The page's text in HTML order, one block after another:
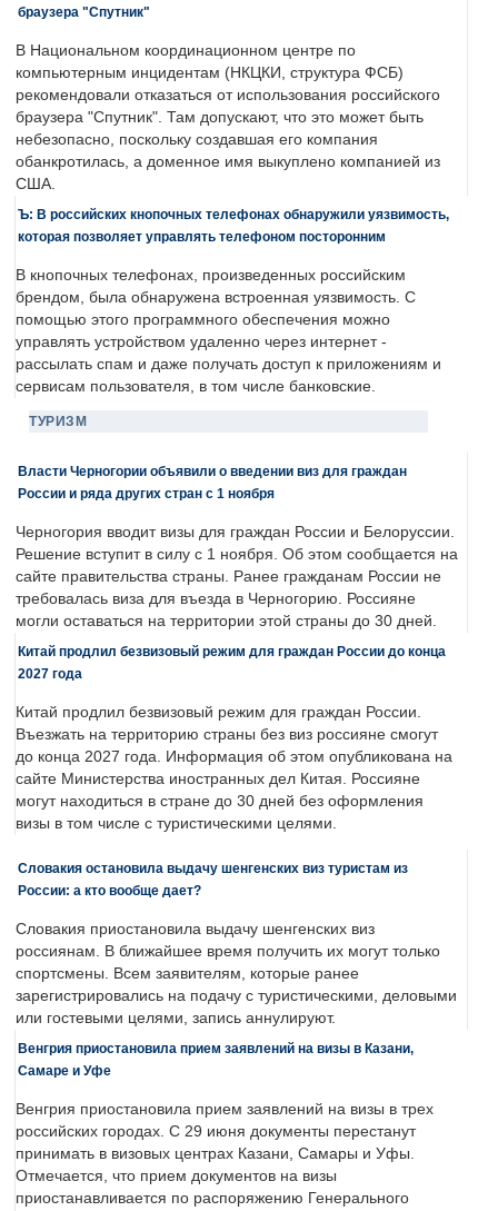
браузера "Спутник"
В Национальном координационном центре по
компьютерным инцидентам (НКЦКИ, структура ФСБ)
рекомендовали отказаться от использования российского
браузера "Спутник". Там допускают, что это может быть
небезопасно, поскольку создавшая его компания
обанкротилась, а доменное имя выкуплено компанией из
США.
Ъ: В российских кнопочных телефонах обнаружили уязвимость,
которая позволяет управлять телефоном посторонним
В кнопочных телефонах, произведенных российским
брендом, была обнаружена встроенная уязвимость. С
помощью этого программного обеспечения можно
управлять устройством удаленно через интернет -
рассылать спам и даже получать доступ к приложениям и
сервисам пользователя, в том числе банковские.
ТУРИЗМ
Власти Черногории объявили о введении виз для граждан
России и ряда других стран с 1 ноября
Черногория вводит визы для граждан России и Белоруссии.
Решение вступит в силу с 1 ноября. Об этом сообщается на
сайте правительства страны. Ранее гражданам России не
требовалась виза для въезда в Черногорию. Россияне
могли оставаться на территории этой страны до 30 дней.
Китай продлил безвизовый режим для граждан России до конца
2027 года
Китай продлил безвизовый режим для граждан России.
Въезжать на территорию страны без виз россияне смогут
до конца 2027 года. Информация об этом опубликована на
сайте Министерства иностранных дел Китая. Россияне
могут находиться в стране до 30 дней без оформления
визы в том числе с туристическими целями.
Словакия остановила выдачу шенгенских виз туристам из
России: а кто вообще дает?
Словакия приостановила выдачу шенгенских виз
россиянам. В ближайшее время получить их могут только
спортсмены. Всем заявителям, которые ранее
зарегистрировались на подачу с туристическими, деловыми
или гостевыми целями, запись аннулируют.
Венгрия приостановила прием заявлений на визы в Казани,
Самаре и Уфе
Венгрия приостановила прием заявлений на визы в трех
российских городах. С 29 июня документы перестанут
принимать в визовых центрах Казани, Самары и Уфы.
Отмечается, что прием документов на визы
приостанавливается по распоряжению Генерального